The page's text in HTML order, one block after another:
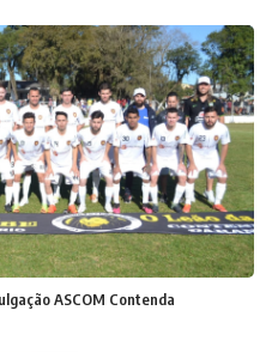
ASCOM Contenda